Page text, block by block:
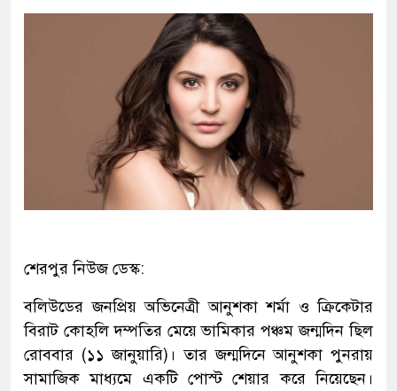
শেরপুর নিউজ ডেস্ক:
বলিউডের জনপ্রিয় অভিনেত্রী আনুশকা শর্মা ও ক্রিকেটার
বিরাট কোহলি দম্পতির মেয়ে ভামিকার পঞ্চম জন্মদিন ছিল
রোববার (১১ জানুয়ারি)। তার জন্মদিনে আনুশকা পুনরায়
সামাজিক মাধ্যমে একটি পোস্ট শেয়ার করে নিয়েছেন।